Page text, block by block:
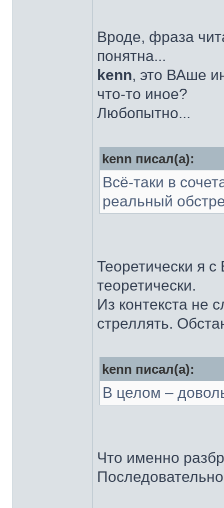
Вроде, фраза
понятна...
kenn, это ВАше
что-то иное?
Любопытно...
kenn писал(а):
Всё-таки в
реальный
Теоретически я
теоретически.
Из контекста не
стреллять.
kenn писал(а):
В целом –
Что именно